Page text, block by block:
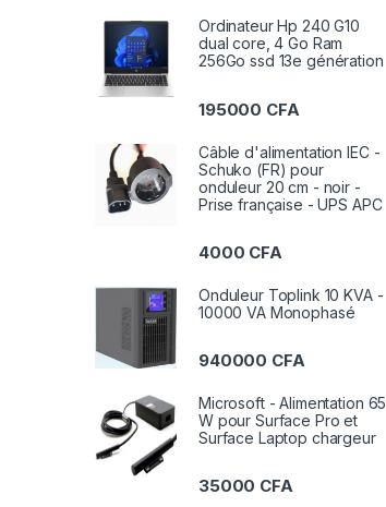
Ordinateur Hp 240 G10
dual core, 4 Go Ram
256Go ssd 13e génération
195000 CFA
Câble d'alimentation IEC -
Schuko (FR) pour
onduleur 20 cm - noir -
Prise française - UPS APC
4000 CFA
Onduleur Toplink 10 KVA -
10000 VA Monophasé
940000 CFA
Microsoft - Alimentation 65
W pour Surface Pro et
Surface Laptop chargeur
35000 CFA